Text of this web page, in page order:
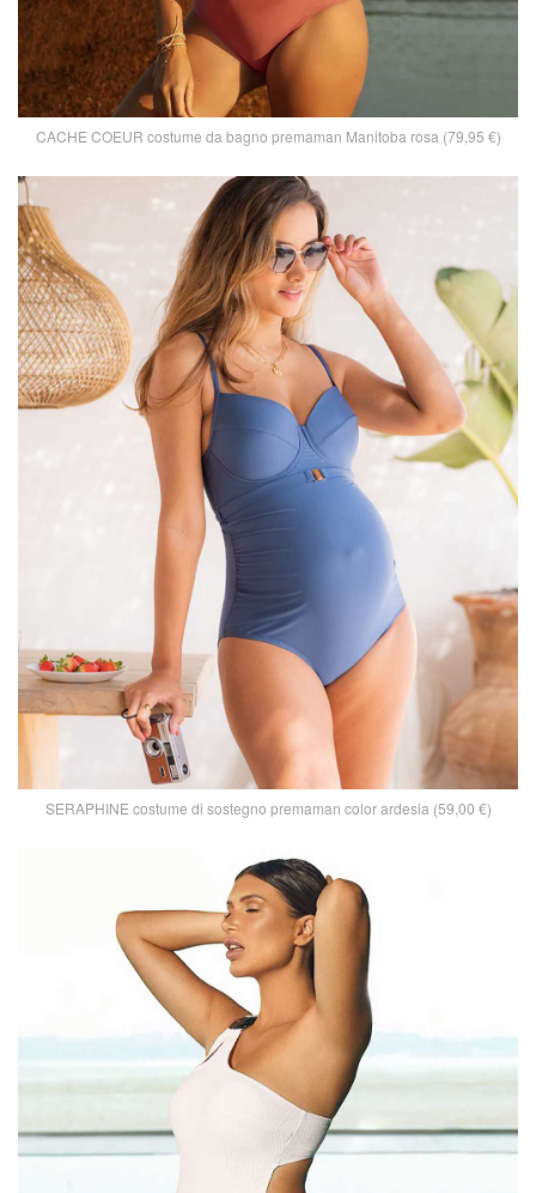
CACHE COEUR costume da bagno premaman Manitoba rosa (79,95 €)
SERAPHINE costume di sostegno premaman color ardesia (59,00 €)